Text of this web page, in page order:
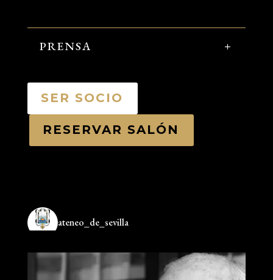
PRENSA
SER SOCIO
RESERVAR SALÓN
ateneo_de_sevilla